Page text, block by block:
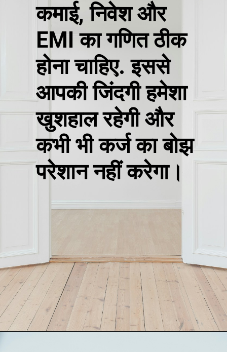
कमाई, निवेश और
EMI का गणित ठीक
होना चाहिए. इससे
आपकी जिंदगी हमेशा
खुशहाल रहेगी और
कभी भी कर्ज का बोझ
परेशान नहीं करेगा।